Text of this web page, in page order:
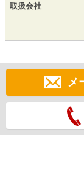
取扱会社
メ